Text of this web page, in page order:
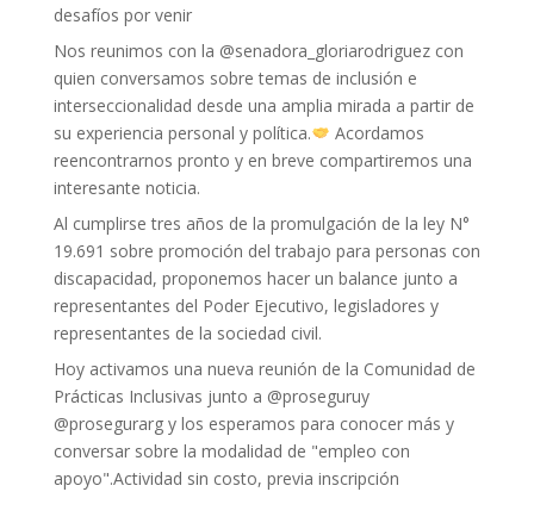
desafíos por venir
Nos reunimos con la @senadora_gloriarodriguez con
quien conversamos sobre temas de inclusión e
interseccionalidad desde una amplia mirada a partir de
su experiencia personal y política.
Acordamos
reencontrarnos pronto y en breve compartiremos una
interesante noticia.
Al cumplirse tres años de la promulgación de la ley N°
19.691 sobre promoción del trabajo para personas con
discapacidad, proponemos hacer un balance junto a
representantes del Poder Ejecutivo, legisladores y
representantes de la sociedad civil.
Hoy activamos una nueva reunión de la Comunidad de
Prácticas Inclusivas junto a @proseguruy
@prosegurarg y los esperamos para conocer más y
conversar sobre la modalidad de "empleo con
apoyo".Actividad sin costo, previa inscripción